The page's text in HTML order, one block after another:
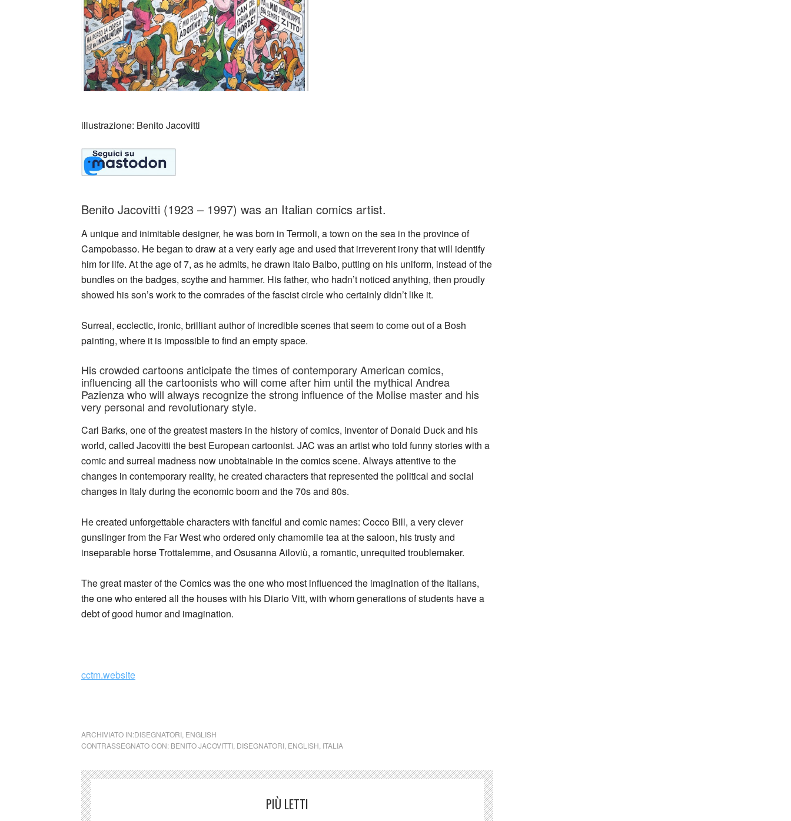
illustrazione: Benito Jacovitti
Benito Jacovitti (1923 – 1997) was an Italian comics artist.
A unique and inimitable designer, he was born in Termoli, a town on the sea in the province of
Campobasso. He began to draw at a very early age and used that irreverent irony that will identify
him for life. At the age of 7, as he admits, he drawn Italo Balbo, putting on his uniform, instead of the
bundles on the badges, scythe and hammer. His father, who hadn’t noticed anything, then proudly
showed his son’s work to the comrades of the fascist circle who certainly didn’t like it.
Surreal, ecclectic, ironic, brilliant author of incredible scenes that seem to come out of a Bosh
painting, where it is impossible to find an empty space.
His crowded cartoons anticipate the times of contemporary American comics,
influencing all the cartoonists who will come after him until the mythical Andrea
Pazienza who will always recognize the strong influence of the Molise master and his
very personal and revolutionary style.
Carl Barks, one of the greatest masters in the history of comics, inventor of Donald Duck and his
world, called Jacovitti the best European cartoonist. JAC was an artist who told funny stories with a
comic and surreal madness now unobtainable in the comics scene. Always attentive to the
changes in contemporary reality, he created characters that represented the political and social
changes in Italy during the economic boom and the 70s and 80s.
He created unforgettable characters with fanciful and comic names: Cocco Bill, a very clever
gunslinger from the Far West who ordered only chamomile tea at the saloon, his trusty and
inseparable horse Trottalemme, and Osusanna Ailoviù, a romantic, unrequited troublemaker.
The great master of the Comics was the one who most influenced the imagination of the Italians,
the one who entered all the houses with his Diario Vitt, with whom generations of students have a
debt of good humor and imagination.
cctm.website
ARCHIVIATO IN:DISEGNATORI ENGLISH
CONTRASSEGNATO CON: BENITO JACOVITTI DISEGNATORI ENGLISH ITALIA
PIÙ LETTI